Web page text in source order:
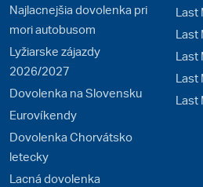
Najlacnejšia dovolenka pri
mori autobusom
Lyžiarske zájazdy
2026/2027
Dovolenka na Slovensku
Eurovíkendy
Dovolenka Chorvátsko
letecky
Lacná dovolenka
Last
Last
Last
Last
Last